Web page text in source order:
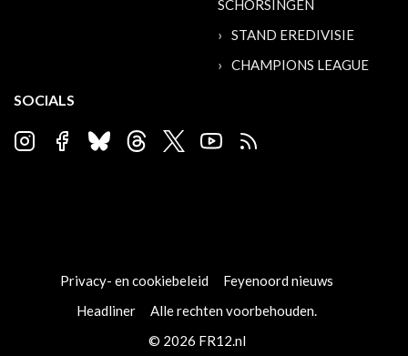
SCHORSINGEN
STAND EREDIVISIE
CHAMPIONS LEAGUE
SOCIALS
Privacy- en cookiebeleid
Feyenoord nieuws
Headliner
Alle rechten voorbehouden.
© 2026 FR12.nl